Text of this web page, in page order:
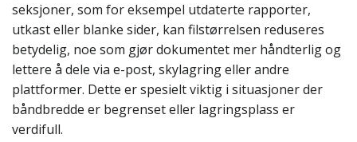
seksjoner, som for eksempel utdaterte rapporter,
utkast eller blanke sider, kan filstørrelsen reduseres
betydelig, noe som gjør dokumentet mer håndterlig og
lettere å dele via e-post, skylagring eller andre
plattformer. Dette er spesielt viktig i situasjoner der
båndbredde er begrenset eller lagringsplass er
verdifull.